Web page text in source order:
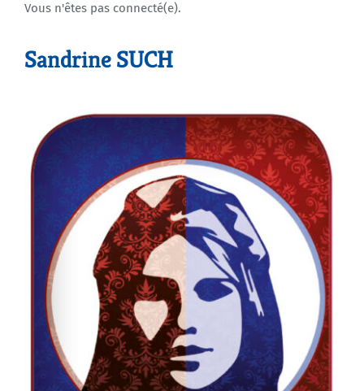
Agenda
Vous n'êtes pas connecté(e).
Sandrine SUCH